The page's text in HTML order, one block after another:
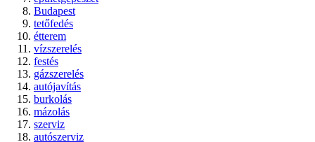
Budapest
tetőfedés
étterem
vízszerelés
festés
gázszerelés
autójavítás
burkolás
mázolás
szerviz
autószerviz